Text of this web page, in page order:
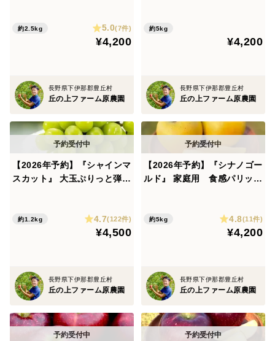
約2.5kg 5.0(7件)
¥4,200
長野県下伊那郡豊丘村
丘の上ファーム原農園
約5kg
¥4,200
長野県下伊那郡豊丘村
丘の上ファーム原農園
【2026年予約】『シャインマ
スカット』 大玉ぷりっと弾け
約1.2kg 4.7(122件)
¥4,500
長野県下伊那郡豊丘村
丘の上ファーム原農園
【2026年予約】『シナノゴー
ルド』 家庭用 食感パリッと
約5kg 4.8(11件)
¥4,200
長野県下伊那郡豊丘村
丘の上ファーム原農園